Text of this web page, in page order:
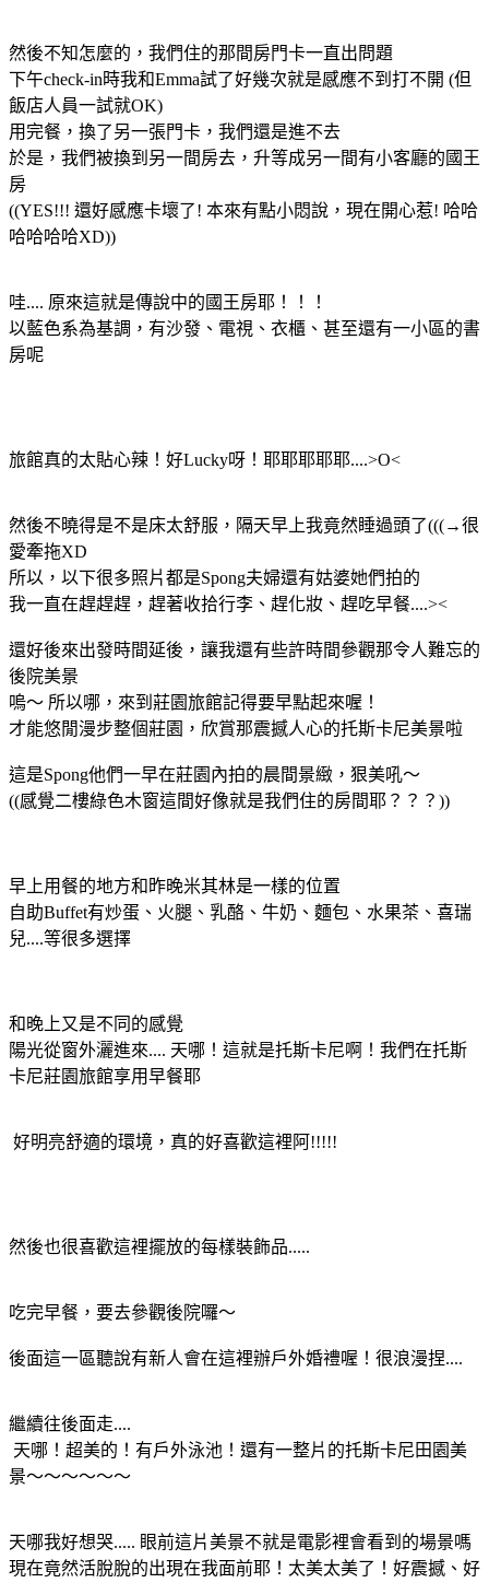
然後不知怎麼的，我們住的那間房門卡一直出問題
下午check-in時我和Emma試了好幾次就是感應不到打不開 (但
飯店人員一試就OK)
用完餐，換了另一張門卡，我們還是進不去
於是，我們被換到另一間房去，升等成另一間有小客廳的國王
房
((YES!!! 還好感應卡壞了! 本來有點小悶說，現在開心惹! 哈哈
哈哈哈哈XD))
哇.... 原來這就是傳說中的國王房耶！！！
以藍色系為基調，有沙發、電視、衣櫃、甚至還有一小區的書
房呢
旅館真的太貼心辣！好Lucky呀！耶耶耶耶耶....>O<
然後不曉得是不是床太舒服，隔天早上我竟然睡過頭了(((→很
愛牽拖XD
所以，以下很多照片都是Spong夫婦還有姑婆她們拍的
我一直在趕趕趕，趕著收拾行李、趕化妝、趕吃早餐....><
還好後來出發時間延後，讓我還有些許時間參觀那令人難忘的
後院美景
嗚～ 所以哪，來到莊園旅館記得要早點起來喔！
才能悠閒漫步整個莊園，欣賞那震撼人心的托斯卡尼美景啦
這是Spong他們一早在莊園內拍的晨間景緻，狠美吼～
((感覺二樓綠色木窗這間好像就是我們住的房間耶？？？))
早上用餐的地方和昨晚米其林是一樣的位置
自助Buffet有炒蛋、火腿、乳酪、牛奶、麵包、水果茶、喜瑞
兒....等很多選擇
和晚上又是不同的感覺
陽光從窗外灑進來.... 天哪！這就是托斯卡尼啊！我們在托斯
卡尼莊園旅館享用早餐耶
好明亮舒適的環境，真的好喜歡這裡阿!!!!!
然後也很喜歡這裡擺放的每樣裝飾品.....
吃完早餐，要去參觀後院囉～
後面這一區聽說有新人會在這裡辦戶外婚禮喔！很浪漫捏....
繼續往後面走....
天哪！超美的！有戶外泳池！還有一整片的托斯卡尼田園美
景～～～～～～
天哪我好想哭..... 眼前這片美景不就是電影裡會看到的場景嗎
現在竟然活脫脫的出現在我面前耶！太美太美了！好震撼、好